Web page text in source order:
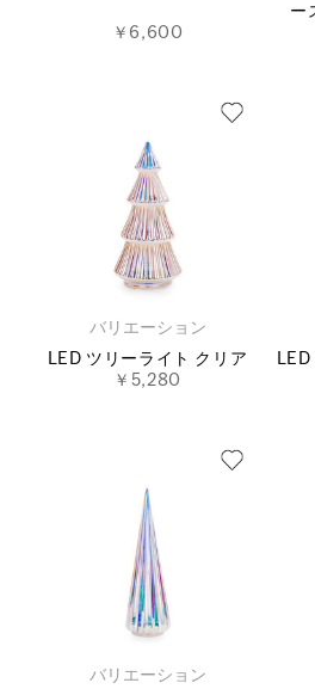
￥6,600
ー
バリエーション
LED ツリーライト クリア
￥5,280
バリエーション